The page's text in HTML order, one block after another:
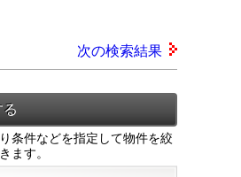
次の検索結果
条件などを指定して物件を絞
ます。